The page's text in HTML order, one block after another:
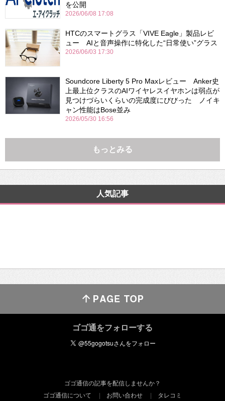
を公開
2026/06/08 17:08
HTCのスマートグラス「VIVE Eagle」製品レビ
ュー AIと音声操作に特化した“日常使い”グラス
2026/06/03 17:30
Soundcore Liberty 5 Pro Maxレビュー Anker史
上最上位クラスのAIワイヤレスイヤホンは弱点が
見つけづらいくらいの完成度にびびった ノイキ
ャン性能はBose並み
2026/05/30 16:56
もっとみる
人気記事
ゴゴ通をフォローする
ゴゴ通信の記事を配信しませんか？
ゴゴ通信について
お問い合わせ タレコミ